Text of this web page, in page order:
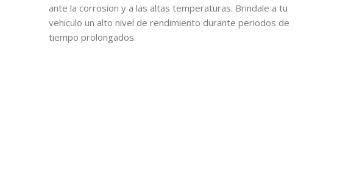
ante la corrosion y a las altas temperaturas. Brindale a tu
vehiculo un alto nivel de rendimiento durante periodos de
tiempo prolongados.